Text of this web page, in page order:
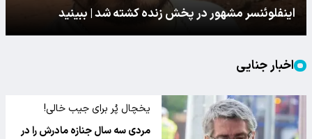
اینفلوئنسر مشهور در پخش زنده کشته شد | ببینید
اخبار جنایی
یخچال پُر برای جیب خالی!
مردی سه سال جنازه مادرش را در